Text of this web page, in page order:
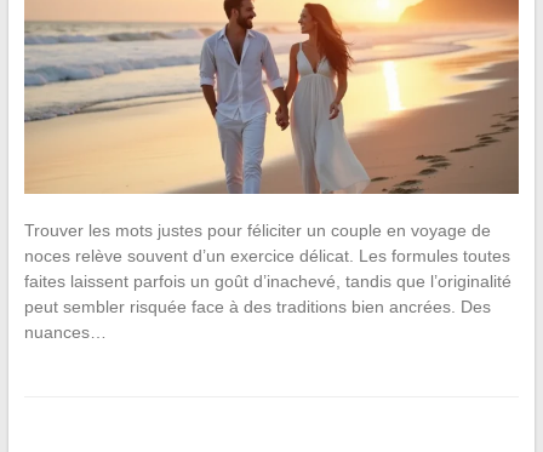
Trouver les mots justes pour féliciter un couple en voyage de
noces relève souvent d’un exercice délicat. Les formules toutes
faites laissent parfois un goût d’inachevé, tandis que l’originalité
peut sembler risquée face à des traditions bien ancrées. Des
nuances…